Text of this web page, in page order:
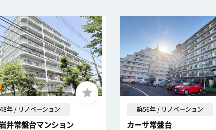
年 / リノベーション
井常盤台マンション
築56年 / リノベーション
カーサ常盤台